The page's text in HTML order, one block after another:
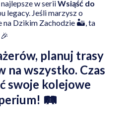
w seriiWsiąść do
legacy. Jeśli marzysz o
na Dzikim Zachodzie 🏜️, ta
planuj trasy
na wszystko. Czas
swoje kolejowe
🛤️